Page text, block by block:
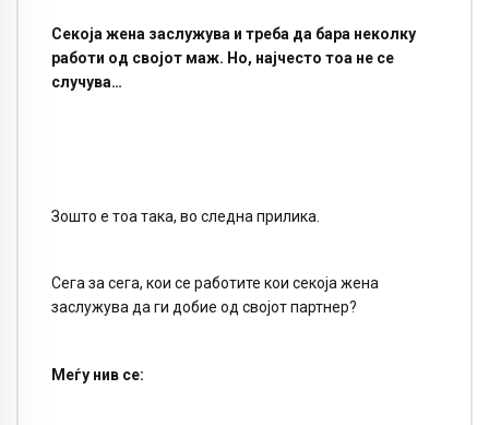
Секоја жена заслужува и треба да бара неколку
работи од својот маж. Но, најчесто тоа не се
случува…
Зошто е тоа така, во следна прилика.
Сега за сега, кои се работите кои секоја жена
заслужува да ги добие од својот партнер?
Меѓу нив се: